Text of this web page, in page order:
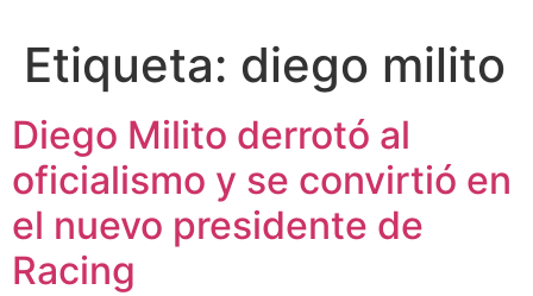
Etiqueta: diego milito
Diego Milito derrotó al
oficialismo y se convirtió en
el nuevo presidente de
Racing